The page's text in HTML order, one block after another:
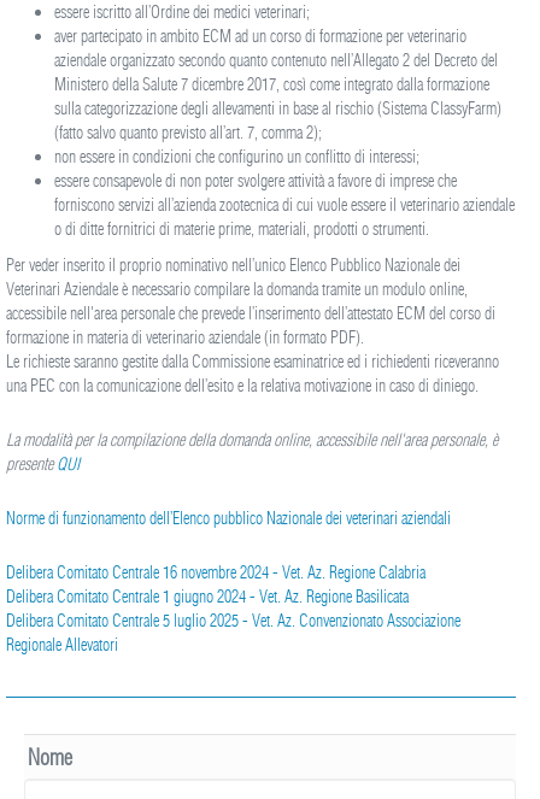
essere iscritto all’Ordine dei medici veterinari;
aver partecipato in ambito ECM ad un corso di formazione per veterinario
aziendale organizzato secondo quanto contenuto nell’Allegato 2 del Decreto del
Ministero della Salute 7 dicembre 2017, così come integrato dalla formazione
sulla categorizzazione degli allevamenti in base al rischio (Sistema ClassyFarm)
(fatto salvo quanto previsto all’art. 7, comma 2);
non essere in condizioni che configurino un conflitto di interessi;
essere consapevole di non poter svolgere attività a favore di imprese che
forniscono servizi all’azienda zootecnica di cui vuole essere il veterinario aziendale
o di ditte fornitrici di materie prime, materiali, prodotti o strumenti.
Per veder inserito il proprio nominativo nell’unico Elenco Pubblico Nazionale dei
Veterinari Aziendale è necessario compilare la domanda tramite un modulo online,
accessibile nell'area personale che prevede l’inserimento dell’attestato ECM del corso di
formazione in materia di veterinario aziendale (in formato PDF).
Le richieste saranno gestite dalla Commissione esaminatrice ed i richiedenti riceveranno
una PEC con la comunicazione dell’esito e la relativa motivazione in caso di diniego.
La modalità per la compilazione della domanda online, accessibile nell'area personale, è
presenteQUI
Norme di funzionamento dell’Elenco pubblico Nazionale dei veterinari aziendali
Delibera Comitato Centrale 16 novembre 2024 - Vet. Az. Regione Calabria
Delibera Comitato Centrale 1 giugno 2024 - Vet. Az. Regione Basilicata
Delibera Comitato Centrale 5 luglio 2025 - Vet. Az. Convenzionato Associazione
Regionale Allevatori
Nome